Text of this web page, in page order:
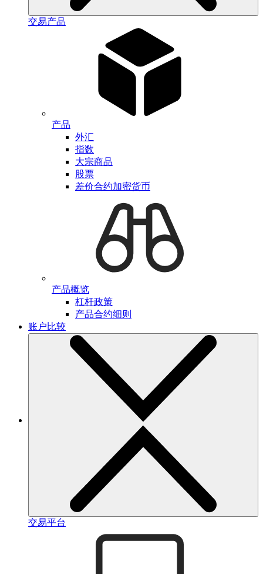
交易产品
产品
外汇
指数
大宗商品
股票
差价合约加密货币
产品概览
杠杆政策
产品合约细则
账户比较
交易平台